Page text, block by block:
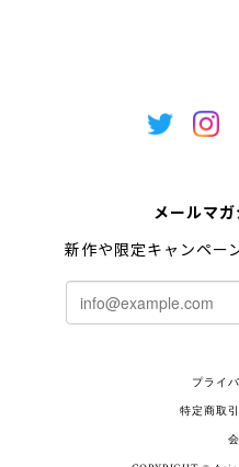
メールマ
新作や限定キャンペー
プライ
特定商取